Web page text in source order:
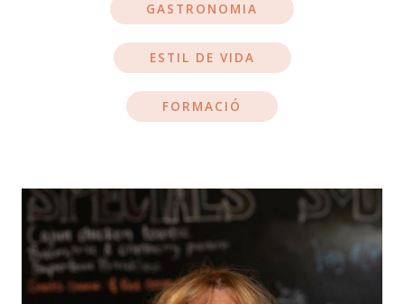
GASTRONOMIA
ESTIL DE VIDA
FORMACIÓ